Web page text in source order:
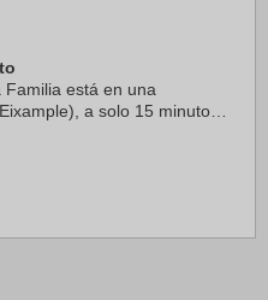
está en una
a solo 15 minutos
...